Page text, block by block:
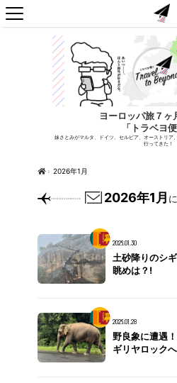
ヨーロッパ旅７ヶ
「トラベヨ便
妹さとみがマルタ、ドイツ、セルビア、オーストリア
行ってきた！
› 2026年1月
2026年1月
2026.01.30
土砂降りのシ
眺めは？!
2026.01.28
野良象に遭遇
ギリヤロックへ